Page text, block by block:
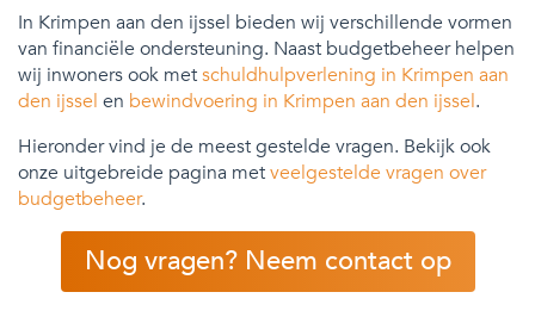
In Krimpen aan den ijssel bieden wij verschillende vormen
van financiële ondersteuning. Naast budgetbeheer helpen
wij inwoners ook metschuldhulpverlening in Krimpen aan
den ijssel en bewindvoering in Krimpen aan den ijssel.
Hieronder vind je de meest gestelde vragen. Bekijk ook
onze uitgebreide pagina metveelgestelde vragen over
budgetbeheer.
Nog vragen? Neem contact op